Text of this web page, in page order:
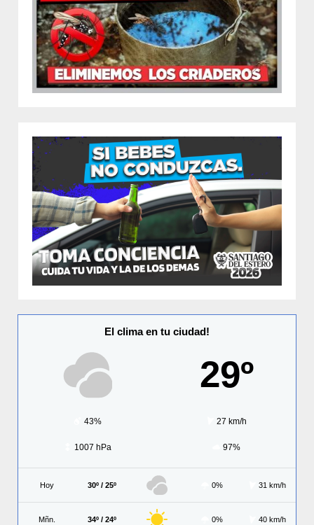
El clima en tu ciudad!
29º
43% 27 km/h
1007 hPa 97%
Hoy 30º / 25º 0% 31 km/h
Mñn. 34º / 24º 0% 40 km/h